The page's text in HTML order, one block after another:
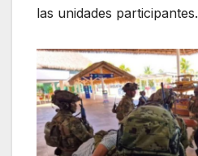
las unidades participantes.